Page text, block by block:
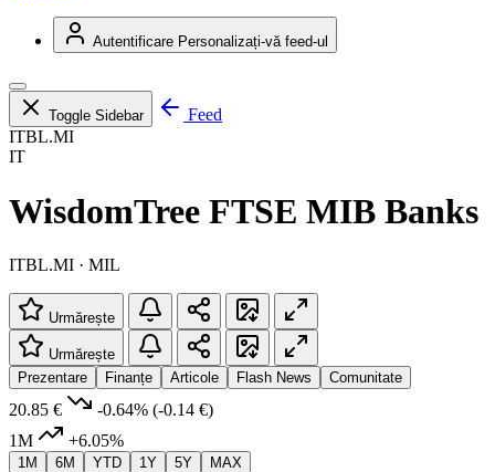
Autentificare Personalizați-vă feed-ul
Toggle Sidebar
Feed
ITBL.MI
IT
WisdomTree FTSE MIB Banks
ITBL.MI · MIL
Urmărește
Urmărește
Prezentare
Finanțe Articole Flash News Comunitate
20.85 € -0.64% (-0.14 €)
1M
+6.05%
1M 6M YTD 1Y 5Y MAX